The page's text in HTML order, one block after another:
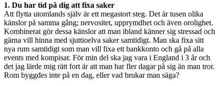
1. Du har tid på dig att fixa saker
Att flytta utomlands själv är ett megastort steg. Det är tusen olika
känslor på samma gång; nervositet, upprymdhet och även orolighet.
Kombinerat gör dessa känslor att man ibland känner sig stressad och
gärna vill hinna med sjuttioelva saker samtidigt. Man ska fixa sitt
nya rum samtidigt som man vill fixa ett bankkonto och gå på alla
events med kompisar. För min del ska jag vara i England i 3 år och
det jag lärde mig rätt fort är att man har fler dagar på sig än man tror.
Rom byggdes inte på en dag, eller vad brukar man säga?